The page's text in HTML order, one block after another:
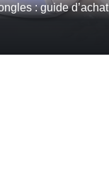
: guide d’achat